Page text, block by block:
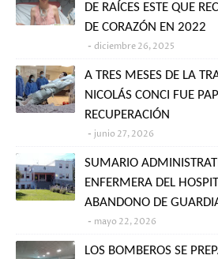
DE RAÍCES ESTE QUE
DE CORAZÓN EN 2022
diciembre 26, 2025
A TRES MESES DE LA
NICOLÁS CONCI FUE
RECUPERACIÓN
junio 27, 2026
SUMARIO
ENFERMERA DEL
ABANDONO DE
mayo 22, 2026
LOS BOMBEROS SE